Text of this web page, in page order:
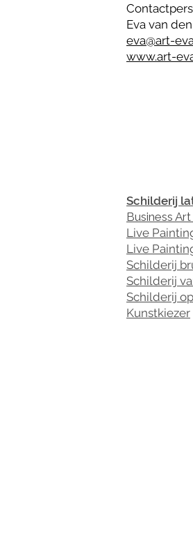
Eva van
eva@art-
www.art-
Schilderij
Business
Live
Live
Schilderij
Schilderij
Schilderij
Kunstkiezer